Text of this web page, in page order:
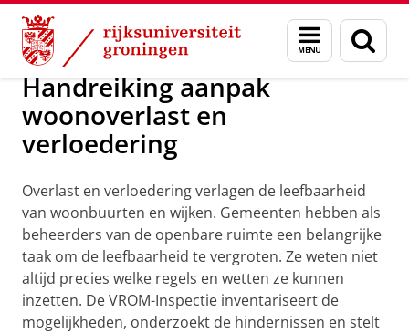
Skip
Content
Skip
Navigation
Menu
en
zoeken
Centrum voor Openbare Orde en
Handreiking aanpak
woonoverlast en
verloedering
Overlast en verloedering verlagen de leefbaarheid
van woonbuurten en wijken. Gemeenten hebben als
beheerders van de openbare ruimte een belangrijke
taak om de leefbaarheid te vergroten. Ze weten niet
altijd precies welke regels en wetten ze kunnen
inzetten. De VROM-Inspectie inventariseert de
mogelijkheden, onderzoekt de hindernissen en stelt